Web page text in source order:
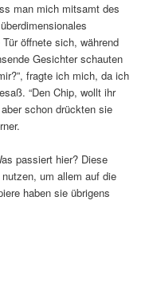
man mich mitsamt des
öffnete sich, während
Gesichter schauten
fragte ich mich, da ich
“Den Chip, wollt ihr
schon drückten sie
passiert hier? Diese
um allem auf die
haben sie übrigens